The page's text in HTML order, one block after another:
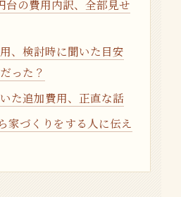
台の費用内訳、全部見せ
、検討時に聞いた目安
った？
た追加費用、正直な話
家づくりをする人に伝え